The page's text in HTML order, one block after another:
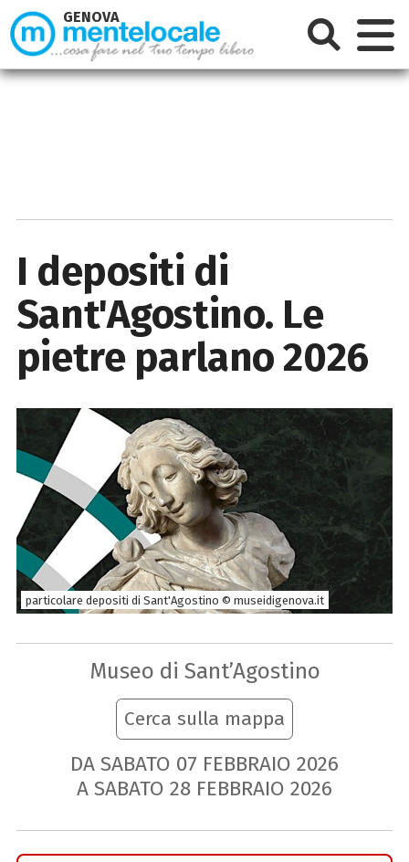
I depositi di
Sant'Agostino. Le
pietre parlano 2026
particolare depositi di Sant'Agostino © museidigenova.it
Museo di Sant’Agostino
Cerca sulla mappa
DA SABATO 07 FEBBRAIO 2026
A SABATO 28 FEBBRAIO 2026
GENOVA